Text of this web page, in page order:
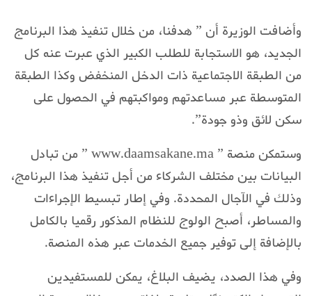
وأضافت الوزيرة أن ” هدفنا، من خلال تنفيذ هذا البرنامج
الجديد، هو الاستجابة للطلب الكبير الذي عبرت عنه كل
من الطبقة الاجتماعية ذات الدخل المنخفض وكذا الطبقة
المتوسطة عبر مساعدتهم ومواكبتهم في الحصول على
سكن لائق وذو جودة”.
وستمكن منصة ” www.daamsakane.ma ” من تبادل
البيانات بين مختلف الشركاء من أجل تنفيذ هذا البرنامج،
وذلك في الآجال المحددة. وفي إطار تبسيط الإجراءات
والمساطر، أصبح الولوج للنظام المذكور رقميا بالكامل
بالإضافة إلى توفير جميع الخدمات عبر هذه المنصة.
وفي هذا الصدد، يضيف البلاغ، يمكن للمستفيدين